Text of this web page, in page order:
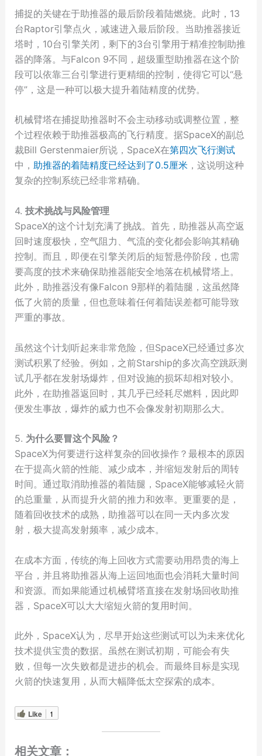
捕捉的关键在于助推器的最后阶段着陆燃烧。此时，13
台Raptor引擎点火，减速进入最后阶段。当助推器接近
塔时，10台引擎关闭，剩下的3台引擎用于精准控制助推
器的降落。与Falcon 9不同，超级重型助推器在这个阶
段可以依靠三台引擎进行更精细的控制，使得它可以“悬
停”，这是一种可以极大提升着陆精度的优势。
机械臂塔在捕捉助推器时不会主动移动或调整位置，整
个过程依赖于助推器极高的飞行精度。据SpaceX的副总
裁Bill Gerstenmaier所说，SpaceX在第四次飞行测试
中， 助推器的着陆精度已经达到了0.5厘米，这说明这种
复杂的控制系统已经非常精确。
4. 技术挑战与风险管理
SpaceX的这个计划充满了挑战。首先，助推器从高空返
回时速度极快，空气阻力、气流的变化都会影响其精确
控制。而且，即便在引擎关闭后的短暂悬停阶段，也需
要高度的技术来确保助推器能安全地落在机械臂塔上。
此外，助推器没有像Falcon 9那样的着陆腿，这虽然降
低了火箭的质量，但也意味着任何着陆误差都可能导致
严重的事故。
虽然这个计划听起来非常危险，但SpaceX已经通过多次
测试积累了经验。例如，之前Starship的多次高空跳跃测
试几乎都在发射场爆炸，但对设施的损坏却相对较小。
此外，在助推器返回时，其几乎已经耗尽燃料，因此即
便发生事故，爆炸的威力也不会像发射初期那么大。
5. 为什么要冒这个风险？
SpaceX为何要进行这样复杂的回收操作？最根本的原因
在于提高火箭的性能、减少成本，并缩短发射后的周转
时间。通过取消助推器的着陆腿，SpaceX能够减轻火箭
的总重量，从而提升火箭的推力和效率。更重要的是，
随着回收技术的成熟，助推器可以在同一天内多次发
射，极大提高发射频率，减少成本。
在成本方面，传统的海上回收方式需要动用昂贵的海上
平台，并且将助推器从海上运回地面也会消耗大量时间
和资源。而如果能通过机械臂塔直接在发射场回收助推
器，SpaceX可以大大缩短火箭的复用时间。
此外，SpaceX认为，尽早开始这些测试可以为未来优化
技术提供宝贵的数据。虽然在测试初期，可能会有失
败，但每一次失败都是进步的机会。而最终目标是实现
火箭的快速复用，从而大幅降低太空探索的成本。
Like 1
相关文章：